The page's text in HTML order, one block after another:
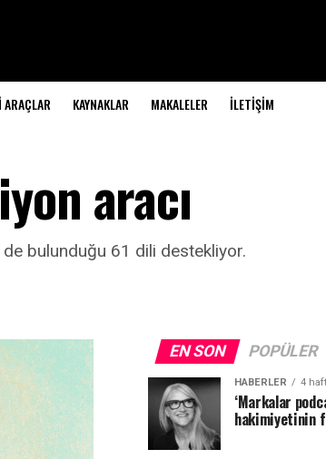
ARAÇLAR KAYNAKLAR MAKALELER İLETIŞIM
aracı
bulunduğu 61 dili destekliyor.
EN SON POPÜLER
HABERLER 4
‘Markalar
hakimiyetinin